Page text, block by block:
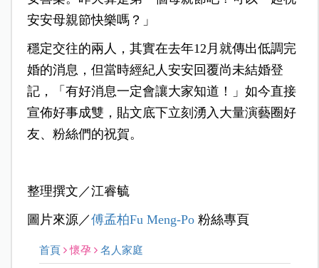
安安母親節快樂嗎？」
穩定交往的兩人，其實在去年12月就傳出低調完
婚的消息，但當時經紀人安安回覆尚未結婚登
記，「有好消息一定會讓大家知道！」如今直接
宣佈好事成雙，貼文底下立刻湧入大量演藝圈好
友、粉絲們的祝賀。
整理撰文／江睿毓
圖片來源／傅孟柏Fu Meng-Po粉絲專頁
首頁 懷孕 名人家庭